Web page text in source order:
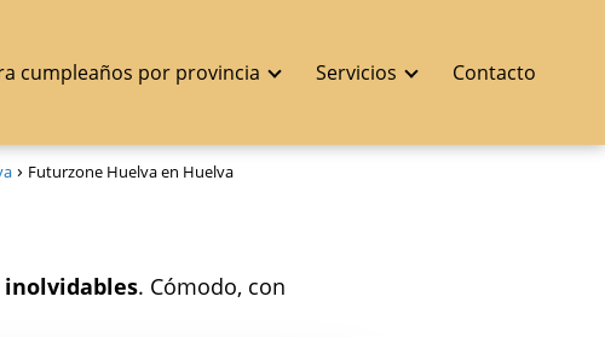
cumpleaños por provincia Servicios Contacto
Futurzone Huelva en Huelva
inolvidables. Cómodo, con